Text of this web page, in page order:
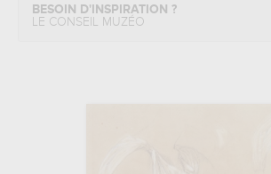
BESOIN D'INSPIRATION ?
LE CONSEIL MUZÉO